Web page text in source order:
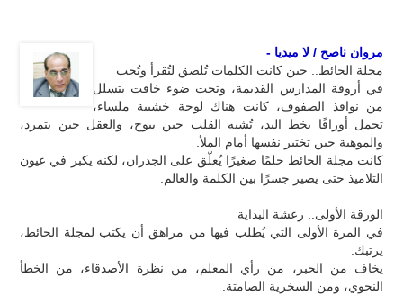
مروان ناصح / لا ميديا -
مجلة الحائط.. حين كانت الكلمات تُلصق لتُقرأ وتُحب
في أروقة المدارس القديمة، وتحت ضوء خافت يتسلل
من نوافذ الصفوف، كانت هناك لوحة خشبية ملساء،
تحمل أوراقًا بخط اليد، تُشبه القلب حين يبوح، والعقل حين يتمرد،
والموهبة حين تختبر نفسها أمام الملأ.
كانت مجلة الحائط حلمًا صغيرًا يُعلّق على الجدران، لكنه يكبر في عيون
التلاميذ حتى يصير جسرًا بين الكلمة والعالم.
الورقة الأولى.. رعشة البداية
في المرة الأولى التي يُطلب فيها من مراهق أن يكتب لمجلة الحائط،
يرتبك.
يخاف من الحبر، من رأي المعلم، من نظرة الأصدقاء، من الخطأ
النحوي، ومن السخرية الصامتة.